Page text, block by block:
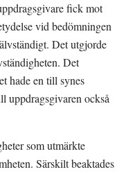
fick mot
vid bedömningen
Det utgjorde
Det
hade en till synes
uppdragsgivaren också
som utmärkte
Särskilt beaktades